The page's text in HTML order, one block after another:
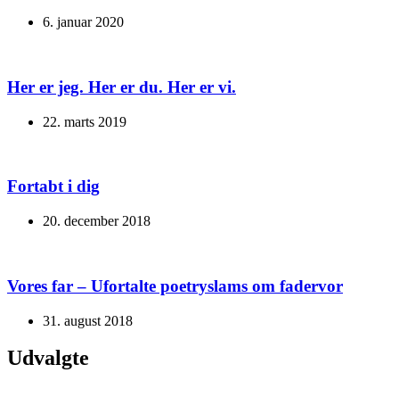
6. januar 2020
Her er jeg. Her er du. Her er vi.
22. marts 2019
Fortabt i dig
20. december 2018
Vores far – Ufortalte poetryslams om fadervor
31. august 2018
Udvalgte